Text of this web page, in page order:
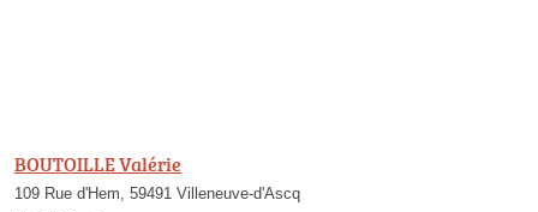
BOUTOILLE Valérie
109 Rue d'Hem, 59491 Villeneuve-d'Ascq